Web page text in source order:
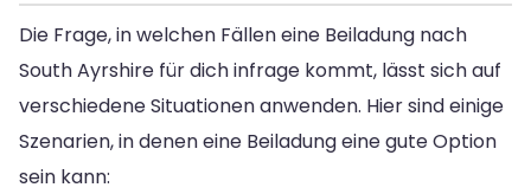
Die Frage, in welchen Fällen eine Beiladung nach
South Ayrshire für dich infrage kommt, lässt sich auf
verschiedene Situationen anwenden. Hier sind einige
Szenarien, in denen eine Beiladung eine gute Option
sein kann: